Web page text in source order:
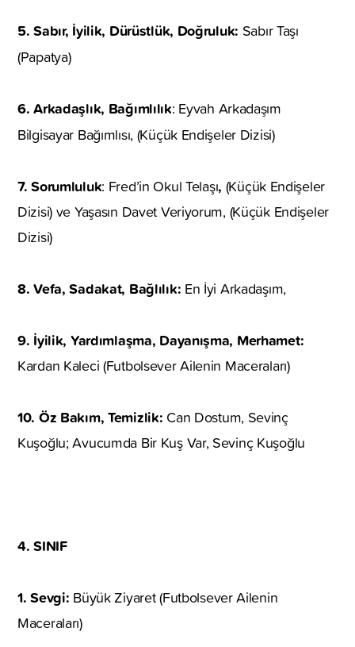
5. Sabır, İyilik, Dürüstlük, Doğruluk: Sabır Taşı
(Papatya)
6. Arkadaşlık, Bağımlılık: Eyvah Arkadaşım
Bilgisayar Bağımlısı, (Küçük Endişeler Dizisi)
7. Sorumluluk: Fred’in Okul Telaşı, (Küçük Endişeler
Dizisi) ve Yaşasın Davet Veriyorum, (Küçük Endişeler
Dizisi)
8. Vefa, Sadakat, Bağlılık: En İyi Arkadaşım,
9. İyilik, Yardımlaşma, Dayanışma, Merhamet:
Kardan Kaleci (Futbolsever Ailenin Maceraları)
10. Öz Bakım, Temizlik: Can Dostum, Sevinç
Kuşoğlu; Avucumda Bir Kuş Var, Sevinç Kuşoğlu
4. SINIF
1. Sevgi: Büyük Ziyaret (Futbolsever Ailenin
Maceraları)